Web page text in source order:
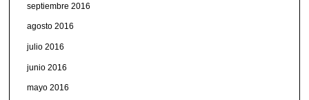
septiembre 2016
agosto 2016
julio 2016
junio 2016
mayo 2016